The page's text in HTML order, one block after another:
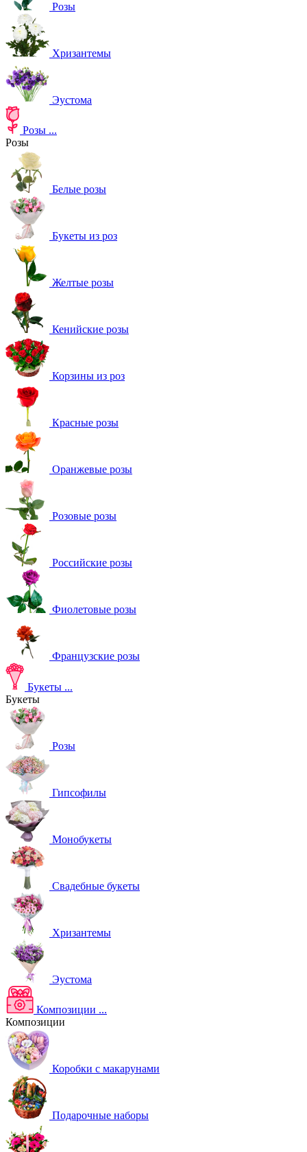
Розы
Хризантемы
Эустома
Розы ...
Розы
Белые розы
Букеты из роз
Желтые розы
Кенийские розы
Корзины из роз
Красные розы
Оранжевые розы
Розовые розы
Российские розы
Фиолетовые розы
Французские розы
Букеты ...
Букеты
Розы
Гипсофилы
Монобукеты
Свадебные букеты
Хризантемы
Эустома
Композиции ...
Композиции
Коробки с макарунами
Подарочные наборы